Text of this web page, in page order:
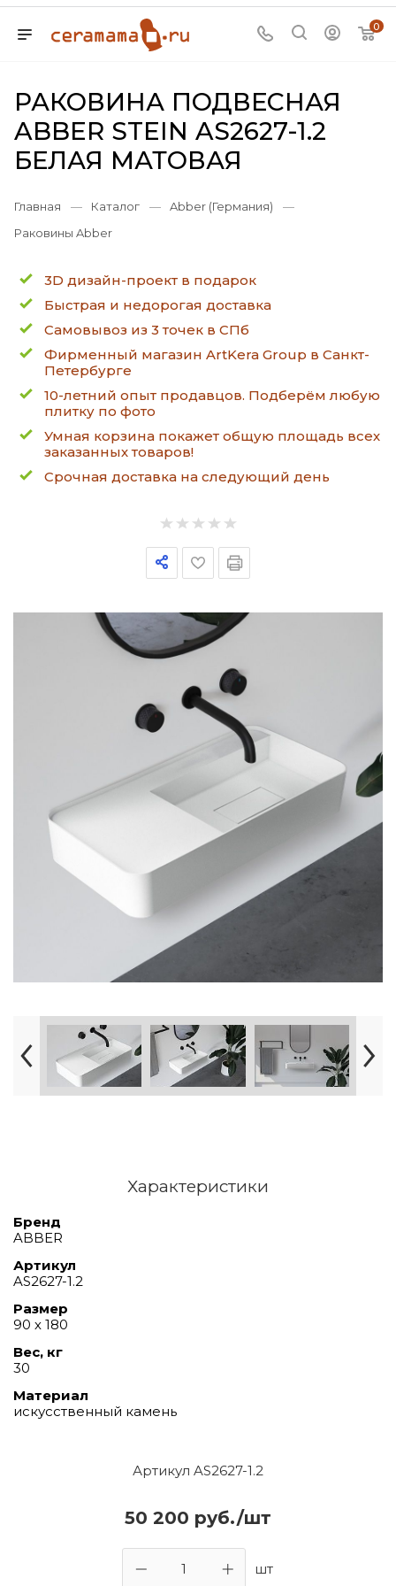
0
РАКОВИНА ПОДВЕСНАЯ
ABBER STEIN AS2627-1.2
БЕЛАЯ МАТОВАЯ
Главная — Каталог — Abber (Германия)
—
Раковины Abber
3D дизайн-проект в подарок
Быстрая и недорогая доставка
Самовывоз из 3 точек в СПб
Фирменный магазин ArtKera Group в Санкт-
Петербурге
10-летний опыт продавцов. Подберём любую
плитку по фото
Умная корзина покажет общую площадь всех
заказанных товаров!
Срочная доставка на следующий день
Артикул AS2627-1.2
50 200 руб./шт
шт
Характеристики
Бренд
ABBER
Артикул
AS2627-1.2
Размер
90 х 180
Вес, кг
30
Материал
искусственный камень